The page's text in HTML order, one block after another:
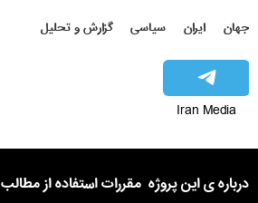
جهان ایران سیاسی گزارش و تحلیل
Iran Media
درباره ی این پروژه مقررات استفاده از مطالب